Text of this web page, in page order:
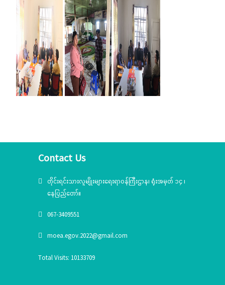
Contact Us
တိုင်းရင်းသားလူမျိုးများရေးရာဝန်ကြီးဌာန၊ ရုံးအမှတ် ၁၄ ၊
နေပြည်တော်။
067-3409551
moea.egov.2022@gmail.com
Total Visits: 10133709